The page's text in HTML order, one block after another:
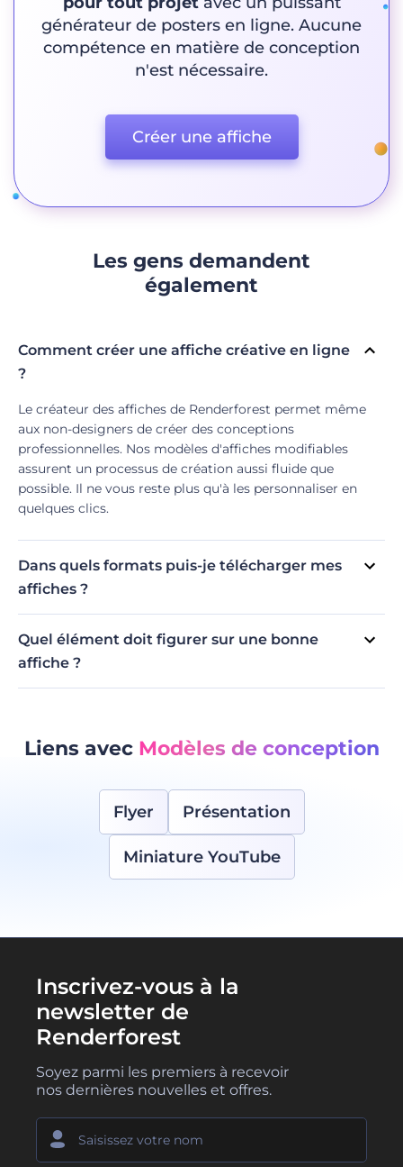
générateur de posters en ligne. Aucune
compétence en matière de conception
n'est nécessaire.
Créer une affiche
Les gens demandent
également
Comment créer une affiche créative en ligne
?
Le créateur des affiches de Renderforest permet même
aux non-designers de créer des conceptions
professionnelles. Nos modèles d'affiches modifiables
assurent un processus de création aussi fluide que
possible. Il ne vous reste plus qu'à les personnaliser en
quelques clics.
Dans quels formats puis-je télécharger mes
affiches ?
Actuellement, notre créateur d'affiches prend en charge
deux formats : PDF et JPG. Les utilisateurs gratuits
peuvent télécharger leurs créations au format JPG de
qualité standard, tandis que les abonnés ont accès aux
créations au format JPG de haute qualité et au format
Quel élément doit figurer sur une bonne
affiche ?
Étant donné que la plupart des affiches sont créées à des
service dont vous faites la publicité. Pour attirer votre
Liens avec Modèles de conception
Flyer Présentation
Miniature YouTube
Inscrivez-vous à la
newsletter de
Renderforest
Soyez parmi les premiers à recevoir
nos dernières nouvelles et offres.